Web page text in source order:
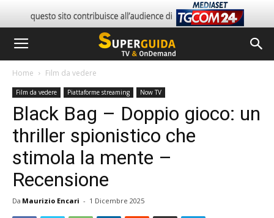
Home Film da vedere
Film da vedere Piattaforme streaming Now TV
Black Bag – Doppio gioco: un
thriller spionistico che
stimola la mente –
Recensione
Da Maurizio Encari - 1 Dicembre 2025